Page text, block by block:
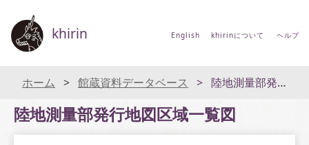
khirin English khirinについて ヘルプ
ホーム 館蔵資料データベース 陸地測量部発行地図区域一覧図
陸地測量部発行地図区域一覧図